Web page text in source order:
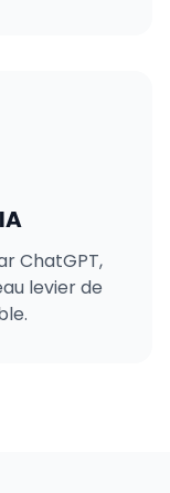
ChatGPT,
levier de